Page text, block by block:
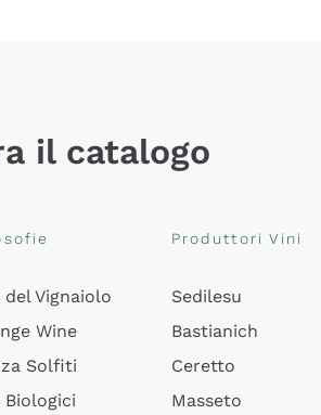
il catalogo
del Vignaiolo
Wine
Solfiti
Biologici
Produttori Vini
Sedilesu
Bastianich
Ceretto
Masseto